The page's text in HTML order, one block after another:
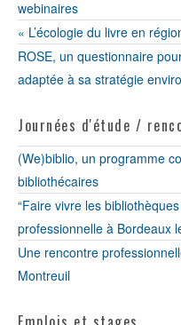
webinaires
« L’écologie du livre en
ROSE, un questionnaire
adaptée à sa stratégie
Journées d'étude /
(We)biblio, un programme
bibliothécaires
“Faire vivre les
professionnelle à Bordeaux
Une rencontre
Montreuil